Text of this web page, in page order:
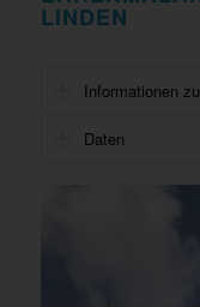
LINDEN
Informationen
Daten